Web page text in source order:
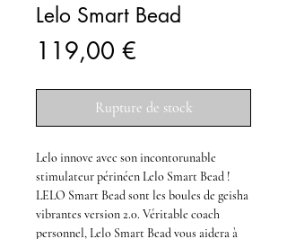
Lelo Smart Bead
119,00 €
Rupture de stock
Lelo innove avec son incontorunable
stimulateur périnéen Lelo Smart Bead !
LELO Smart Beadsont les boules de geisha
vibrantes version 2.0. Véritable coach
personnel,Lelo Smart Beadvous aidera à